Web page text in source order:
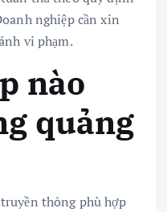
nghiệp cần xin
vi phạm.
nào
quảng
thông phù hợp